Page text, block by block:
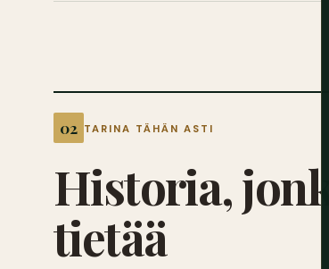
TARINA TÄHÄN ASTI
Historia,jonka
tietää